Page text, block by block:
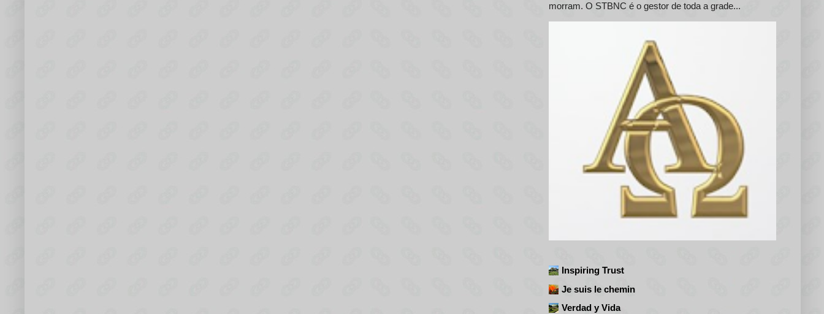
morram. O STBNC é o gestor de toda a grade...
Inspiring Trust
Je suis le chemin
Verdad y Vida